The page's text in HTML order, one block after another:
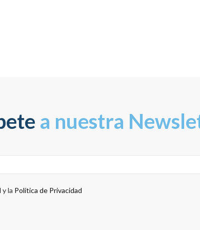
a nuestra
y la Política de Privacidad